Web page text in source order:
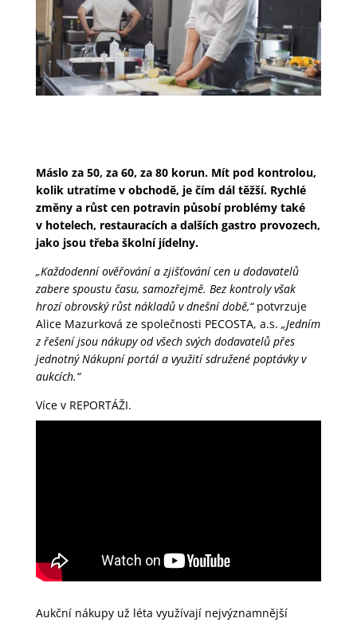
Máslo za 50, za 60, za 80 korun. Mít pod kontrolou,
kolik utratíme v obchodě, je čím dál těžší. Rychlé
změny a růst cen potravin působí problémy také
v hotelech, restauracích a dalších gastro provozech,
jako jsou třeba školní jídelny.
„Každodenní ověřování a zjišťování cen u dodavatelů
zabere spoustu času, samozřejmě. Bez kontroly však
hrozí obrovský růst nákladů v dnešní době,“ potvrzuje
Alice Mazurková ze společnosti PECOSTA, a.s. „Jedním
z řešení jsou nákupy od všech svých dodavatelů přes
jednotný Nákupní portál a využití sdružené poptávky v
aukcích.“
Více v REPORTÁŽI.
Aukční nákupy už léta využívají nejvýznamnější